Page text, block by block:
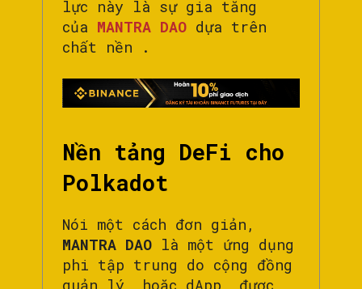
lực này là sự gia tăng
của MANTRA DAO dựa trên
chất nền .
Nền tảng DeFi cho
Polkadot
Nói một cách đơn giản,
MANTRA DAO là một ứng dụng
phi tập trung do cộng đồng
quản lý, hoặc dApp, được